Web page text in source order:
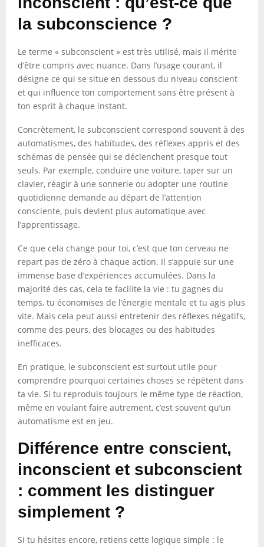
la subconscience ?
Le terme « subconscient » est très utilisé, mais il mérite
d’être compris avec nuance. Dans l’usage courant, il
désigne ce qui se situe en dessous du niveau conscient
et qui influence ton comportement sans être présent à
ton esprit à chaque instant.
Concrètement, le subconscient correspond souvent à des
automatismes, des habitudes, des réflexes appris et des
schémas de pensée qui se déclenchent presque tout
seuls. Par exemple, conduire une voiture, taper sur un
clavier, réagir à une sonnerie ou adopter une routine
quotidienne demande au départ de l’attention
consciente, puis devient plus automatique avec
l’apprentissage.
Ce que cela change pour toi, c’est que ton cerveau ne
repart pas de zéro à chaque action. Il s’appuie sur une
immense base d’expériences accumulées. Dans la
majorité des cas, cela te facilite la vie : tu gagnes du
temps, tu économises de l’énergie mentale et tu agis plus
vite. Mais cela peut aussi entretenir des réflexes négatifs,
comme des peurs, des blocages ou des habitudes
inefficaces.
En pratique, le subconscient est surtout utile pour
comprendre pourquoi certaines choses se répètent dans
ta vie. Si tu reproduis toujours le même type de réaction,
même en voulant faire autrement, c’est souvent qu’un
automatisme est en jeu.
Différence entre conscient,
inconscient et subconscient
: comment les distinguer
simplement ?
Si tu hésites encore, retiens cette logique simple : le